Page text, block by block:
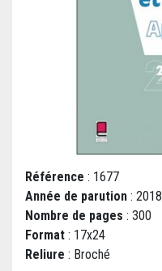
Référence : 1677
Année de parution : 2018
Nombre de pages : 300
Format : 17x24
Reliure : Broché